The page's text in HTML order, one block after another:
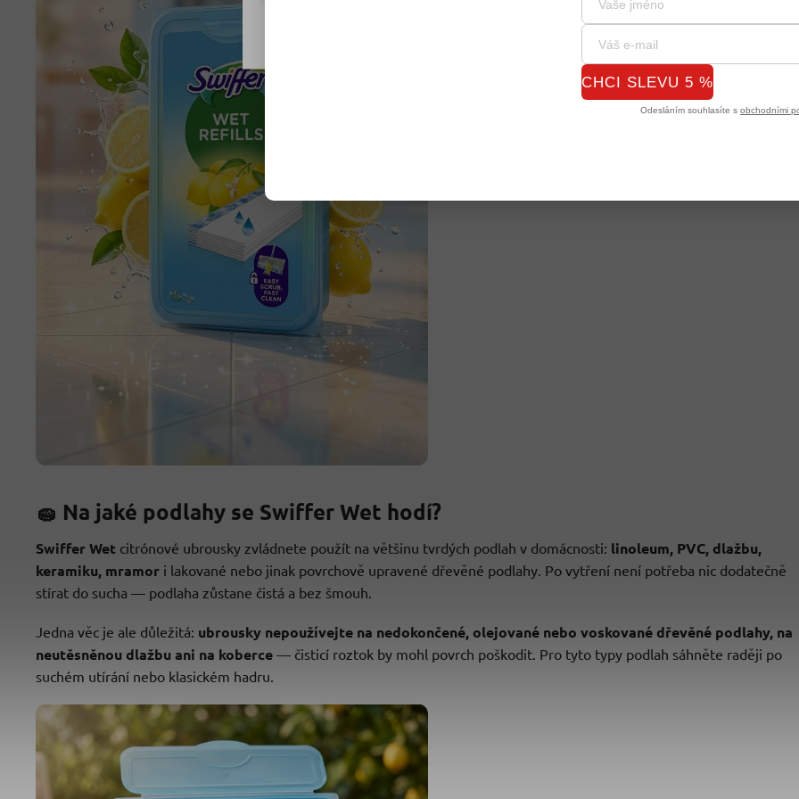
🧽 Na jaké podlahy se Swiffer Wet hodí?
Swiffer Wet citrónové ubrousky zvládnete použít na většinu tvrdých podlah v domácnosti: linoleum, PVC, dlažbu,
keramiku, mramor i lakované nebo jinak povrchově upravené dřevěné podlahy. Po vytření není potřeba nic dodatečně
stírat do sucha — podlaha zůstane čistá a bez šmouh.
Jedna věc je ale důležitá: ubrousky nepoužívejte na nedokončené, olejované nebo voskované dřevěné podlahy, na
neutěsněnou dlažbu ani na koberce — čisticí roztok by mohl povrch poškodit. Pro tyto typy podlah sáhněte raději po
suchém utírání nebo klasickém hadru.
CHCI SLEVU 5 %
Odesláním souhlasíte s obchodními